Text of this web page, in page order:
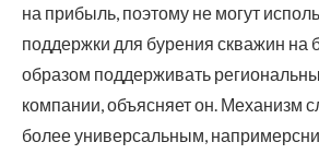
на прибыль, поэтому не могут
поддержки для бурения скважин на
образом поддерживать
компании, объясняет он. Механизм
более универсальным,